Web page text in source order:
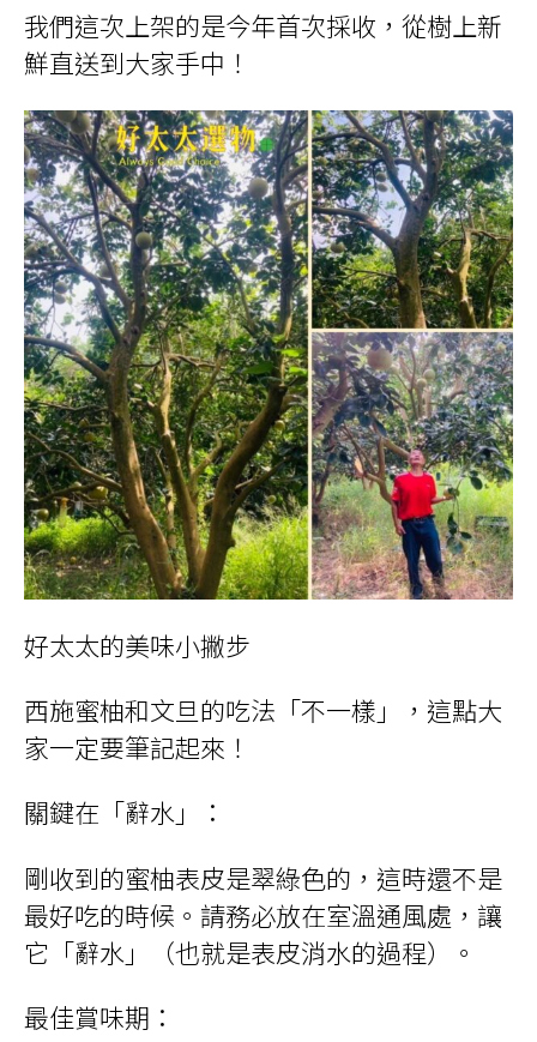
我們這次上架的是今年首次採收，從樹上新
鮮直送到大家手中！
好太太的美味小撇步
西施蜜柚和文旦的吃法「不一樣」，這點大
家一定要筆記起來！
關鍵在「辭水」：
剛收到的蜜柚表皮是翠綠色的，這時還不是
最好吃的時候。請務必放在室溫通風處，讓
它「辭水」（也就是表皮消水的過程）。
最佳賞味期：